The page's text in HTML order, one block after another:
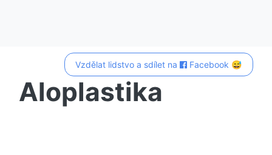
Vzdělat lidstvo a sdílet na Facebook 😅
Aloplastika